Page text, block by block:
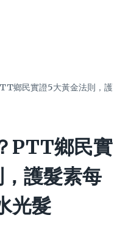
鄉民實證5大黃金法則，護
PTT鄉民實
護髮素每
光髮